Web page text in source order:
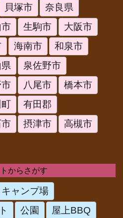
貝塚市
奈良県
生駒市
大阪市
海南市
和泉市
泉佐野市
八尾市
橋本市
有田郡
摂津市
高槻市
からさがす
キャンプ場
公園 屋上BBQ